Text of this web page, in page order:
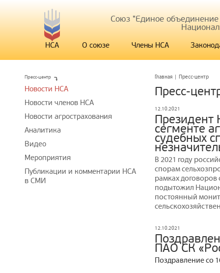
Союз "Единое
НСА О союзе Члены НСА
Главная | Пресс-центр
Пресс-
12.10.2021
Президент
сегменте
судебных
В 2021 году
спорам
рамках договоров
подытожил
постоянный
12.10.2021
ПАО СК
Поздравление со
Пресс-центр
Новости НСА
Новости членов НСА
Новости агрострахования
Аналитика
Видео
Мероприятия
Публикации и комментарии НСА
в СМИ